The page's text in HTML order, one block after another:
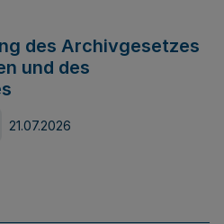
des Archivgesetzes
und des
21.07.2026